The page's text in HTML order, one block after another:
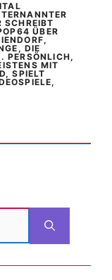
SCHREIBT
ÜBER
DIE
PERSÖNLICH,
MIT
SPIELT